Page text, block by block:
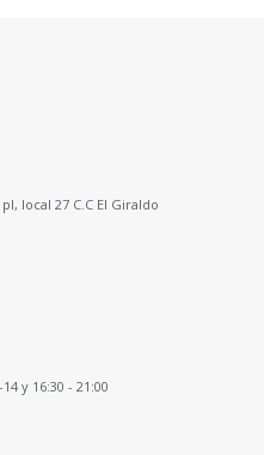
local 27 C.C El Giraldo
y 16:30 - 21:00